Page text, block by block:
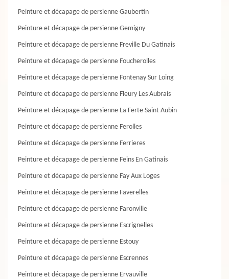
Peinture et décapage de persienne Gaubertin
Peinture et décapage de persienne Gemigny
Peinture et décapage de persienne Freville Du Gatinais
Peinture et décapage de persienne Foucherolles
Peinture et décapage de persienne Fontenay Sur Loing
Peinture et décapage de persienne Fleury Les Aubrais
Peinture et décapage de persienne La Ferte Saint Aubin
Peinture et décapage de persienne Ferolles
Peinture et décapage de persienne Ferrieres
Peinture et décapage de persienne Feins En Gatinais
Peinture et décapage de persienne Fay Aux Loges
Peinture et décapage de persienne Faverelles
Peinture et décapage de persienne Faronville
Peinture et décapage de persienne Escrignelles
Peinture et décapage de persienne Estouy
Peinture et décapage de persienne Escrennes
Peinture et décapage de persienne Ervauville